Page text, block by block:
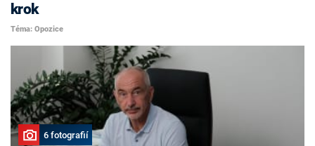
krok
Téma: Opozice
6 fotografií